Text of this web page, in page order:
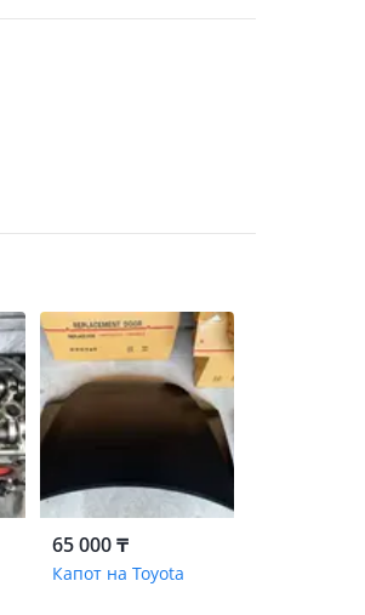
65 000 ₸
Капот на Toyota